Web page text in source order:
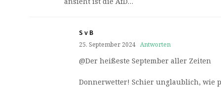
S v B
25. September 2024 Antworten
@Der heißeste September aller Zeiten
Donnerwetter! Schier unglaublich, wie